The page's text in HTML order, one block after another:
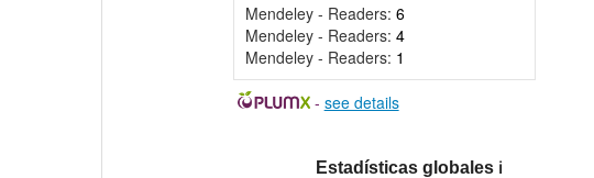
Mendeley - Readers: 6
Mendeley - Readers: 4
Mendeley - Readers: 1
- see details
Estadísticas globales ℹ️